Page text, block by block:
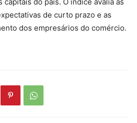
capitais do país. O índice avalia as
de curto prazo e as
dos empresários do comércio.